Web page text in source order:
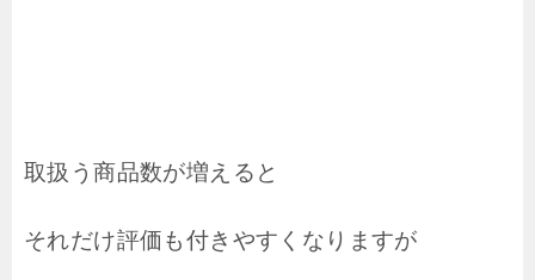
取扱う商品数が増えると
それだけ評価も付きやすくなりますが